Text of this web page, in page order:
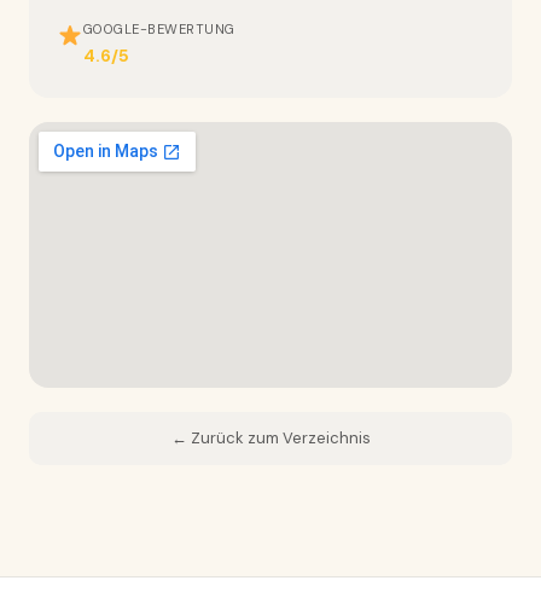
GOOGLE-BEWERTUNG
4.6/5
← Zurück zum Verzeichnis